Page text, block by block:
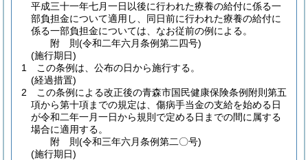
平成三十一年七月一日以後に行われた療養の給付に係る一
部負担金について適用し、同日前に行われた療養の給付に
係る一部負担金については、なお従前の例による。
附 則(令和二年六月条例第二四号)
(施行期日)
1
この条例は、公布の日から施行する。
(経過措置)
2
この条例による改正後の青森市国民健康保険条例附則第五
項から第十項までの規定は、傷病手当金の支給を始める日
が令和二年一月一日から規則で定める日までの間に属する
場合に適用する。
附 則(令和三年六月条例第二〇号)
(施行期日)